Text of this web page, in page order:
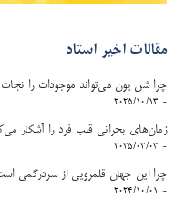
مقالات اخیر استاد
چرا شن یون می‌تواند موجودات را
- 2025/10/13
زمان‌های بحرانی قلب فرد را آشکار
- 2025/02/03
چرا این جهان قلمرویی از سردرگمی
- 2024/10/01